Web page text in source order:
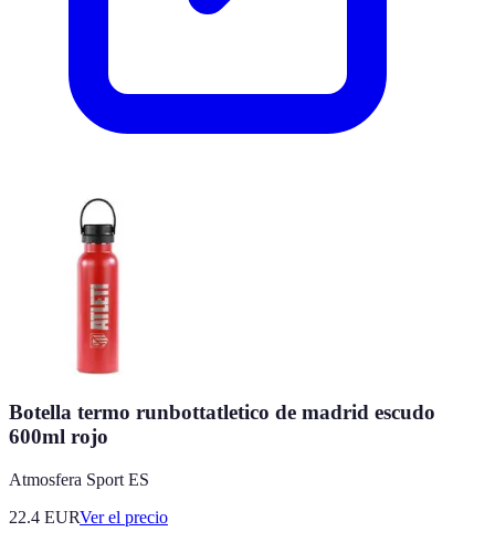
Botella termo runbottatletico de madrid escudo
600ml rojo
Atmosfera Sport ES
22.4 EURVer el precio